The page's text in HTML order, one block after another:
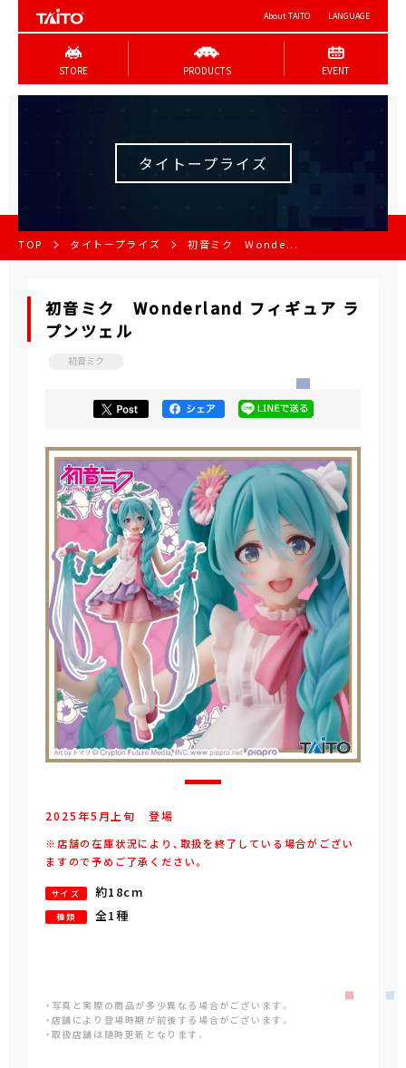
About TAITO LANGUAGE
STORE PRODUCTS EVENT
タイトープライズ
TOP タイトープライズ 初音ミク Wonde...
初音ミク Wonderland フィギュア ラ
プンツェル
初音ミク
2025年5 月 上旬 登場
※店舗の在庫状況により、取扱を終了している場合がござい
ますので予めご了承ください。
サイズ 約18cm
種類 全1種
・写真と実際の商品が多少異なる場合がございます。
・店舗により登場時期が前後する場合がございます。
・取扱店舗は随時更新となります。